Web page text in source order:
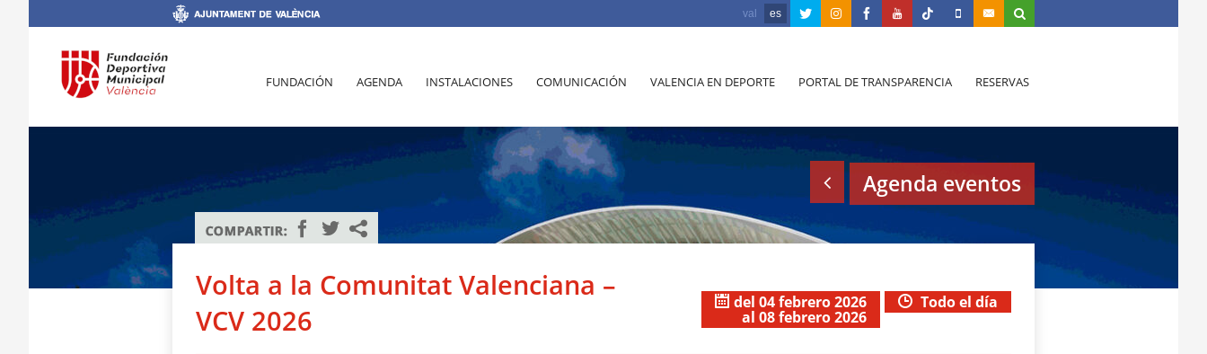
val es
FUNDACIÓN AGENDA INSTALACIONES COMUNICACIÓN VALENCIA EN DEPORTE PORTAL DE TRANSPARENCIA RESERVAS
Agenda eventos
Volta a la Comunitat Valenciana –
VCV 2026
Todo el día
del 04 febrero 2026
al 08 febrero 2026